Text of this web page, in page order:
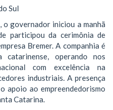
Sul
o governador iniciou a manhã
participou da cerimônia de
Bremer. A companhia é
operando nos
com excelência na
industriais. A presença
apoio ao empreendedorismo
Catarina.